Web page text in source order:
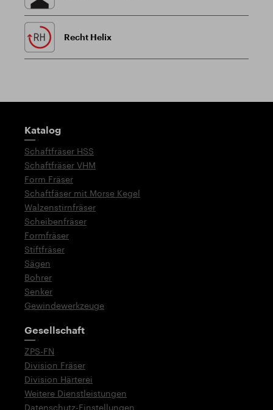
Recht Helix
Wegweiser
Katalog
Schaftfräser HSS
Schaftfräser VHM
Form Fräser
Schaftfäser mit Morse Kegel
Walzenstirnfräser
Scheibenfräser
Formfräser
Stiftfräser
Sägen
Bohrer
Senker
Gewindewerkzeuge
Gesellschaft
ZPS-FN
Division Fräser
Division Härterei
Weitere Dienstleistungen
Datenschutz-Einstellungen